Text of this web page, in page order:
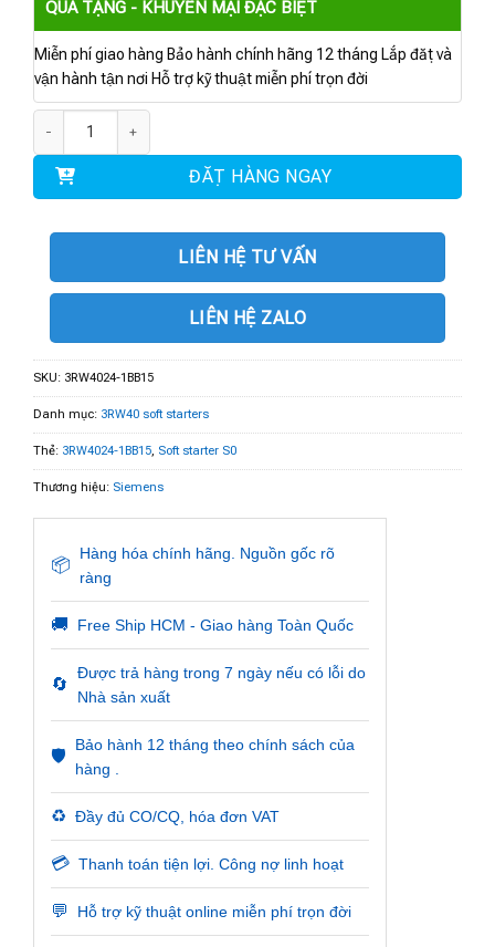
QUÀ TẶNG - KHUYẾN MẠI ĐẶC BIỆT
Miễn phí giao hàng Bảo hành chính hãng 12 tháng Lắp đặt và
vận hành tận nơi Hỗ trợ kỹ thuật miễn phí trọn đời
ĐẶT HÀNG NGAY
LIÊN HỆ TƯ VẤN
LIÊN HỆ ZALO
SKU: 3RW4024-1BB15
Danh mục: 3RW40 soft starters
Thẻ: 3RW4024-1BB15, Soft starter S0
Thương hiệu: Siemens
📦
Hàng hóa chính hãng. Nguồn gốc rõ
ràng
🚚 Free Ship HCM - Giao hàng Toàn Quốc
🔄
Được trả hàng trong 7 ngày nếu có lỗi do
Nhà sản xuất
🛡️
Bảo hành 12 tháng theo chính sách của
hàng .
♻️ Đầy đủ CO/CQ, hóa đơn VAT
💳 Thanh toán tiện lợi. Công nợ linh hoạt
💬 Hỗ trợ kỹ thuật online miễn phí trọn đời